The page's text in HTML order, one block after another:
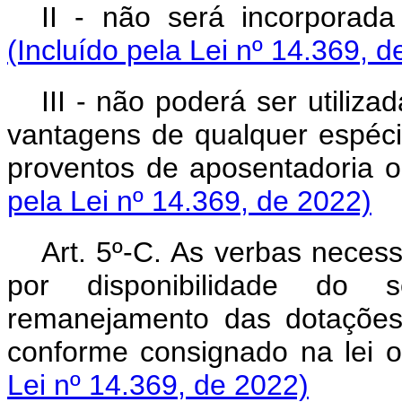
II - não será
(Incluído pela Lei nº 14.369,
III - não poderá ser
vantagens de qualquer
proventos de aposentadoria
pela Lei nº 14.369, de 2022)
Art. 5º-C. As verbas
por disponibilidade do
remanejamento das
conforme consignado na lei
Lei nº 14.369, de 2022)